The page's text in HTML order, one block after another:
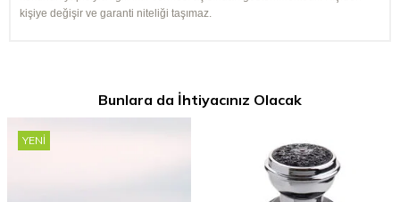
kişiye değişir ve garanti niteliği taşımaz.
Bunlara da İhtiyacınız Olacak
YENI